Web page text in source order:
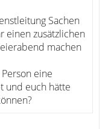
Sachen
einen zusätzlichen
machen
eine
und euch hätte